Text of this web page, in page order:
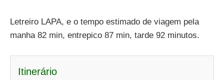
Letreiro LAPA, e o tempo estimado de viagem pela
manha 82 min, entrepico 87 min, tarde 92 minutos.
Itinerário